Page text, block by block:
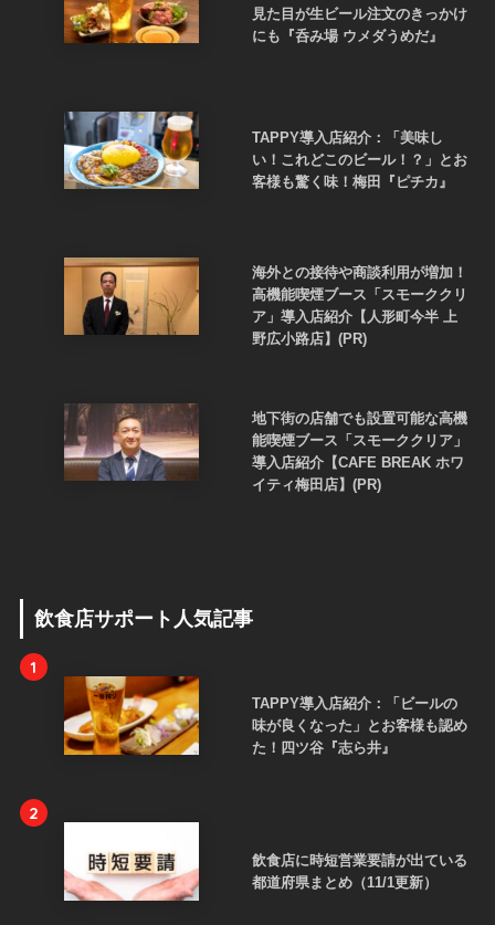
見た目が生ビール注文のきっかけ
にも『呑み場 ウメダうめだ』
TAPPY導入店紹介：「美味し
い！これどこのビール！？」とお
客様も驚く味！梅田『ピチカ』
海外との接待や商談利用が増加！
高機能喫煙ブース「スモーククリ
ア」導入店紹介【人形町今半 上
野広小路店】(PR)
地下街の店舗でも設置可能な高機
能喫煙ブース「スモーククリア」
導入店紹介【CAFE BREAK ホワ
イティ梅田店】(PR)
飲食店サポート人気記事
1
TAPPY導入店紹介：「ビールの
味が良くなった」とお客様も認め
た！四ツ谷『志ら井』
2
飲食店に時短営業要請が出ている
都道府県まとめ（11/1更新）